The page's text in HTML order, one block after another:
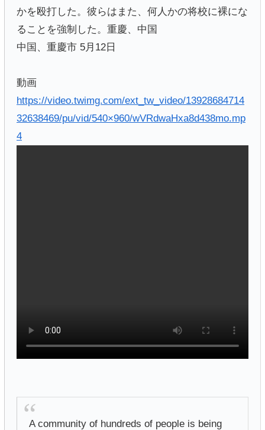
かを殴打した。彼らはまた、何人かの将校に裸にな
ることを強制した。重慶、中国
中国、重慶市 5月12日
動画
https://video.twimg.com/ext_tw_video/13928684714
32638469/pu/vid/540×960/wVRdwaHxa8d438mo.mp
4
A community of hundreds of people is being